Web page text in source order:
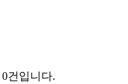
건입니다.